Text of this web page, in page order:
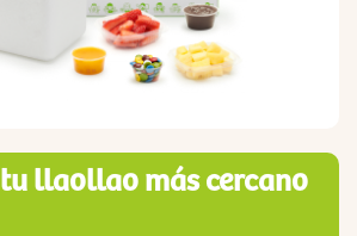
llaollao más cercano